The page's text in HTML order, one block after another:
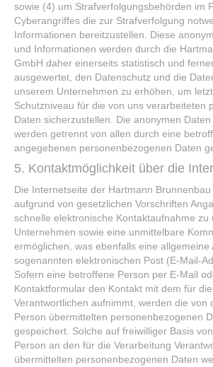
sowie (4) um Strafverfolgungsbehörden im
Cyberangriffes die zur Strafverfolgung
Informationen bereitzustellen. Diese
und Informationen werden durch die
GmbH daher einerseits statistisch und
ausgewertet, den Datenschutz und die
unserem Unternehmen zu erhöhen, um
Schutzniveau für die von uns verarbeiteten
Daten sicherzustellen. Die anonymen
werden getrennt von allen durch eine
angegebenen personenbezogenen Daten
5. Kontaktmöglichkeit über die
Die Internetseite der Hartmann
aufgrund von gesetzlichen Vorschriften
schnelle elektronische Kontaktaufnahme zu
Unternehmen sowie eine unmittelbare
ermöglichen, was ebenfalls eine allgemeine
sogenannten elektronischen Post (E-Mail-
Sofern eine betroffene Person per E-Mail
Kontaktformular den Kontakt mit dem für
Verantwortlichen aufnimmt, werden die von
Person übermittelten personenbezogenen
gespeichert. Solche auf freiwilliger Basis
Person an den für die Verarbeitung
übermittelten personenbezogenen Daten